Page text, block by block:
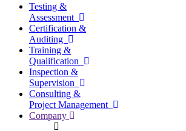
Testing &
Assessment
Certification &
Auditing
Training &
Qualification
Inspection &
Supervision
Consulting &
Project Management
Company